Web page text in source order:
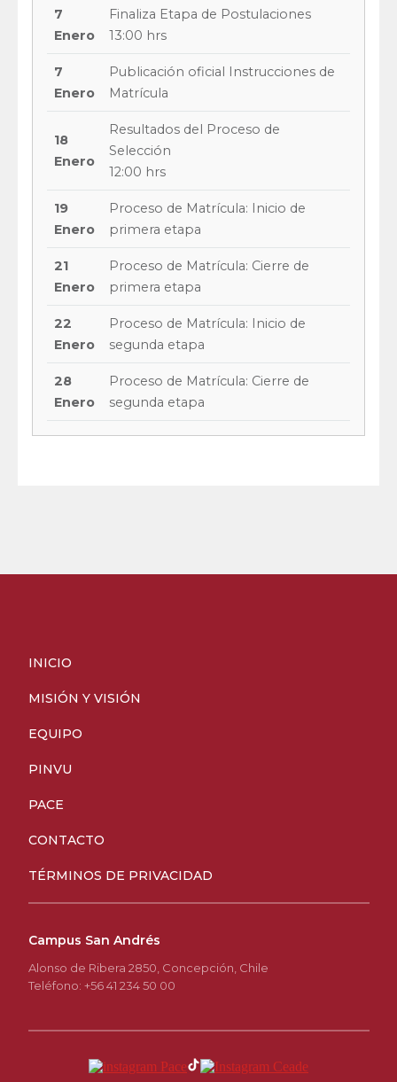
7
Enero
Finaliza Etapa de Postulaciones
13:00 hrs
7
Enero
Publicación oficial Instrucciones de
Matrícula
18
Enero
Resultados del Proceso de
Selección
12:00 hrs
19
Enero
Proceso de Matrícula: Inicio de
primera etapa
21
Enero
Proceso de Matrícula: Cierre de
primera etapa
22
Enero
Proceso de Matrícula: Inicio de
segunda etapa
28
Enero
Proceso de Matrícula: Cierre de
segunda etapa
INICIO
MISIÓN Y VISIÓN
EQUIPO
PINVU
PACE
CONTACTO
TÉRMINOS DE PRIVACIDAD
Campus San Andrés
Alonso de Ribera 2850, Concepción, Chile
Teléfono: +56 41 234 50 00